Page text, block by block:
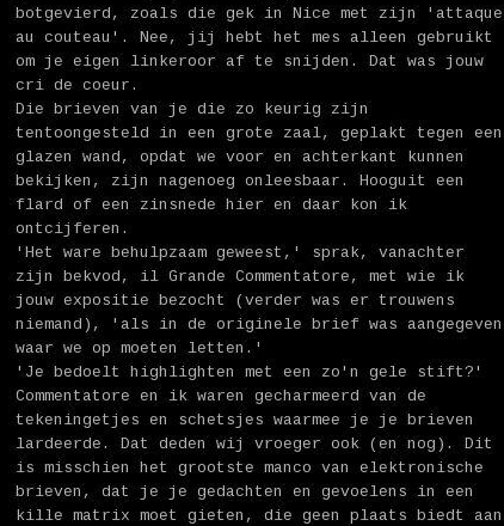
botgevierd, zoals die gek in Nice met zijn 'attaque
au couteau'. Nee, jij hebt het mes alleen gebruikt
om je eigen linkeroor af te snijden. Dat was jouw
cri de coeur.
Die brieven van je die zo keurig zijn
tentoongesteld in een grote zaal, geplakt tegen een
glazen wand, opdat we voor en achterkant kunnen
bekijken, zijn nagenoeg onleesbaar. Hooguit een
flard of een zinsnede hier en daar kon ik
ontcijferen.
'Het ware behulpzaam geweest,' sprak, vanachter
zijn bekvod, il Grande Commentatore, met wie ik
jouw expositie bezocht (verder was er trouwens
niemand), 'als in de originele brief was aangegeven
waar we op moeten letten.'
'Je bedoelt highlighten met een zo'n gele stift?'
Commentatore en ik waren gecharmeerd van de
tekeningetjes en schetsjes waarmee je je brieven
lardeerde. Dat deden wij vroeger ook (en nog). Dit
is misschien het grootste manco van elektronische
brieven, dat je je gedachten en gevoelens in een
kille matrix moet gieten, die geen plaats biedt aan